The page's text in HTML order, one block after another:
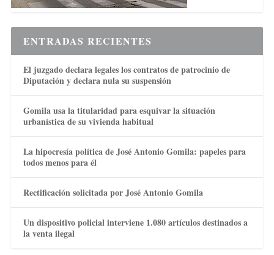
ENTRADAS RECIENTES
El juzgado declara legales los contratos de patrocinio de
Diputación y declara nula su suspensión
Gomila usa la titularidad para esquivar la situación
urbanística de su vivienda habitual
La hipocresía política de José Antonio Gomila: papeles para
todos menos para él
Rectificación solicitada por José Antonio Gomila
Un dispositivo policial interviene 1.080 artículos destinados a
la venta ilegal